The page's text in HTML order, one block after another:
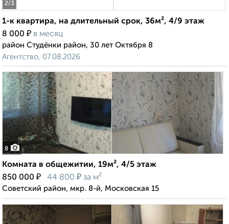
2/3
1-к квартира, на длительный срок, 36м², 4/9 этаж
8 000 ₽ в месяц
район Студёнки район, 30 лет Октября 8
Агентство, 07.08.2026
8
Комната в общежитии, 19м², 4/5 этаж
850 000 ₽ 44 800 ₽ за м²
Советский район, мкр. 8-й, Московская 15